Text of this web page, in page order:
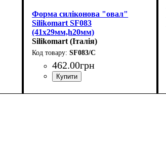
Форма силіконова "овал"
Silikomart SF083
(41х29мм,h20мм)
Silikomart (Італія)
SF083/C
462.00грн